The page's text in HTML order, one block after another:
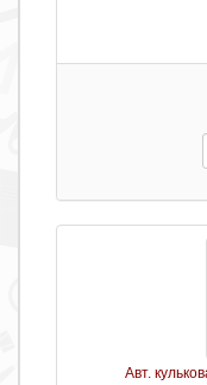
Авт.